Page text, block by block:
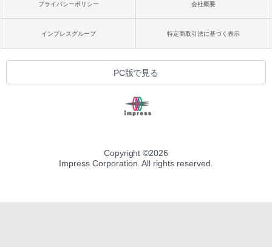
プライバシーポリシー 会社概要
インプレスグループ 特定商取引法に基づく表示
PC版で見る
Copyright ©2026
Impress Corporation. All rights reserved.